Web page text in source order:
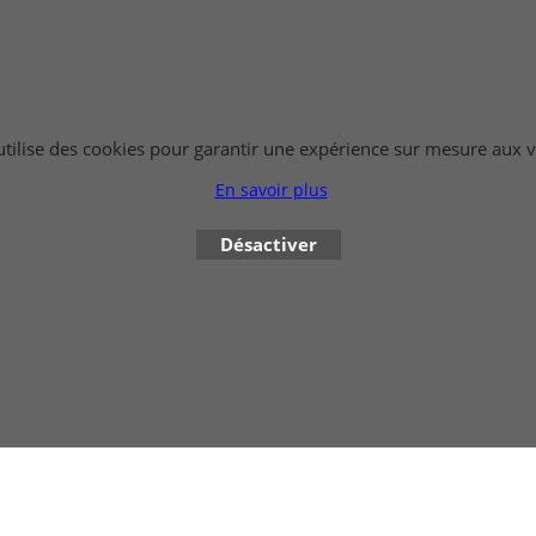
des cookies pour garantir une expérience sur mesure aux
En savoir plus
Désactiver